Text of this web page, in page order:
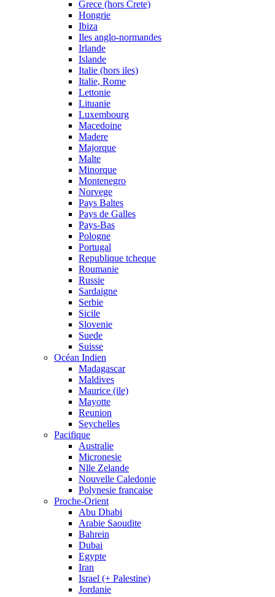
Grece (hors Crete)
Hongrie
Ibiza
Iles anglo-normandes
Irlande
Islande
Italie (hors iles)
Italie, Rome
Lettonie
Lituanie
Luxembourg
Macedoine
Madere
Majorque
Malte
Minorque
Montenegro
Norvege
Pays Baltes
Pays de Galles
Pays-Bas
Pologne
Portugal
Republique tcheque
Roumanie
Russie
Sardaigne
Serbie
Sicile
Slovenie
Suede
Suisse
Océan Indien
Madagascar
Maldives
Maurice (ile)
Mayotte
Reunion
Seychelles
Pacifique
Australie
Micronesie
Nlle Zelande
Nouvelle Caledonie
Polynesie francaise
Proche-Orient
Abu Dhabi
Arabie Saoudite
Bahrein
Dubai
Egypte
Iran
Israel (+ Palestine)
Jordanie